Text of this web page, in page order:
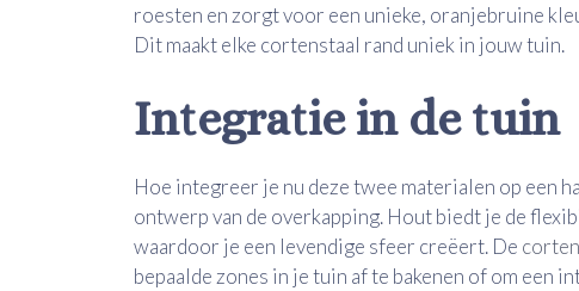
roesten en zorgt voor een unieke, oranjebruine
Dit maakt elke cortenstaal rand uniek in jouw tuin.
Integratie in de tuin
Hoe integreer je nu deze twee materialen op een
ontwerp van de overkapping. Hout biedt je de
waardoor je een levendige sfeer creëert. De
bepaalde zones in je tuin af te bakenen of om een